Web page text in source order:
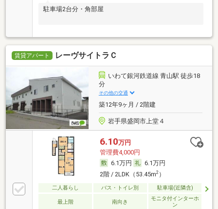
駐車場2台分・角部屋
賃貸アパート レーヴサイトラＣ
いわて銀河鉄道線 青山駅 徒歩18
分
その他の交通
築12年9ヶ月 / 2階建
岩手県盛岡市上堂４
6.10万円
管理費4,000円
6.1万円
6.1万円
2階 / 2LDK（53.45m2）
二人暮らし バス・トイレ別 駐車場(近隣含)
最上階 南向き
モニタ付インターホ
ン